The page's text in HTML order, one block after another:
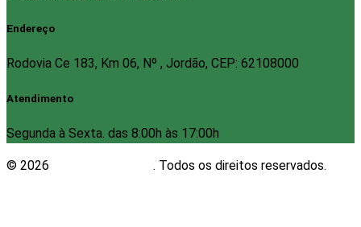
Endereço
Rodovia Ce 183, Km 06, Nº , Jordão, CEP: 62108000
Atendimento
Segunda à Sexta. das 8:00h às 17:00h
© 2026 . Todos os direitos reservados.